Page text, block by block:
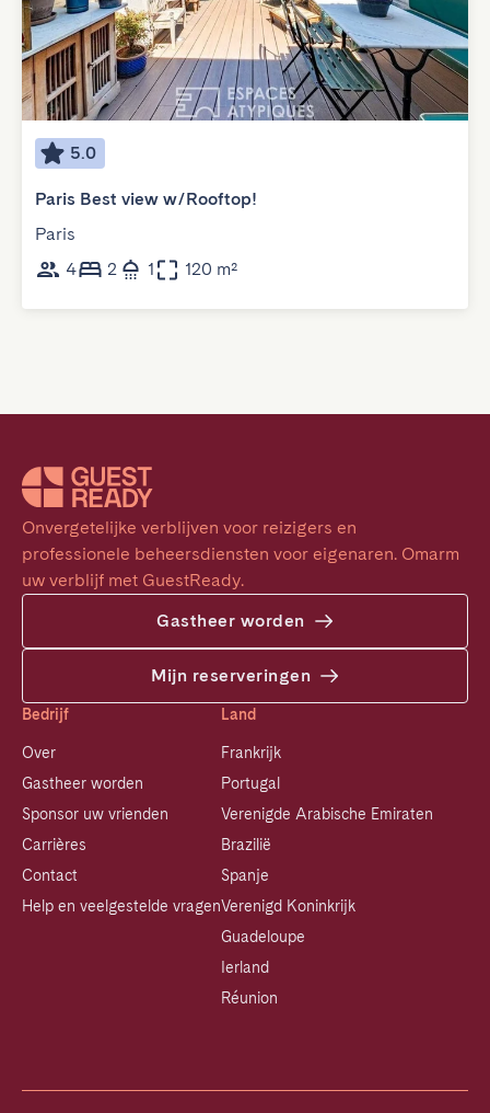
5.0
Paris Best view w/Rooftop!
Paris
4
2 1 120 m²
Onvergetelijke verblijven voor reizigers en
professionele beheersdiensten voor eigenaren. Omarm
uw verblijf met GuestReady.
Gastheer worden
Mijn reserveringen
Bedrijf
Over
Gastheer worden
Sponsor uw vrienden
Carrières
Contact
Help en veelgestelde vragen
Land
Frankrijk
Portugal
Verenigde Arabische Emiraten
Brazilië
Spanje
Verenigd Koninkrijk
Guadeloupe
Ierland
Réunion